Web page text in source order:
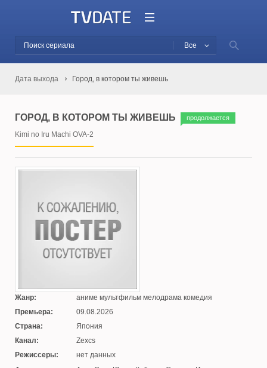
Все
Дата выхода Город, в котором ты живешь
ГОРОД, В КОТОРОМ ТЫ ЖИВЕШЬ продолжается
Kimi no Iru Machi OVA-2
Жанр:
аниме мультфильм мелодрама комедия
Премьера:
09.08.2026
Страна:
Япония
Канал:
Zexcs
Режиссеры:
нет данных